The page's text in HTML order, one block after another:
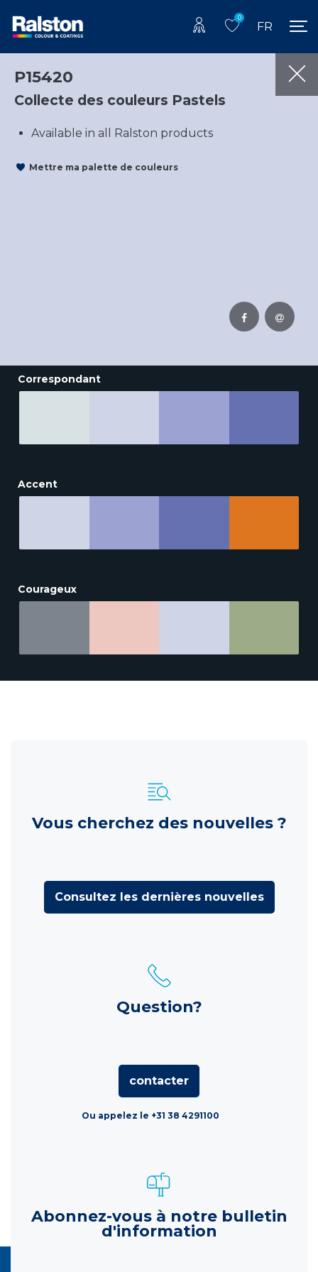
0
FR
P15420
Collecte des couleurs Pastels
Available in all Ralston products
Mettre ma palette de couleurs
Correspondant
Accent
Courageux
Vous cherchez des nouvelles ?
Consultez les dernières nouvelles
Question?
contacter
Ou appelez le +31 38 4291100
Abonnez-vous à notre bulletin
d'information